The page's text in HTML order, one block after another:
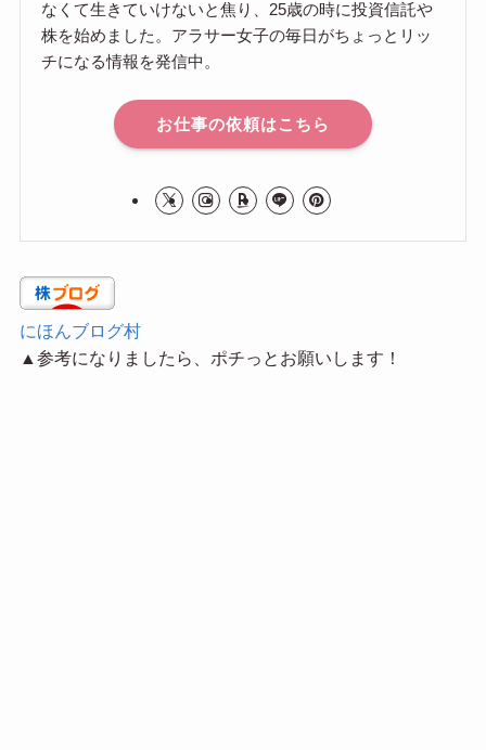
なくて生きていけないと焦り、25歳の時に投資信託や
株を始めました。アラサー女子の毎日がちょっとリッ
チになる情報を発信中。
お仕事の依頼はこちら
にほんブログ村
▲参考になりましたら、ポチっとお願いします！